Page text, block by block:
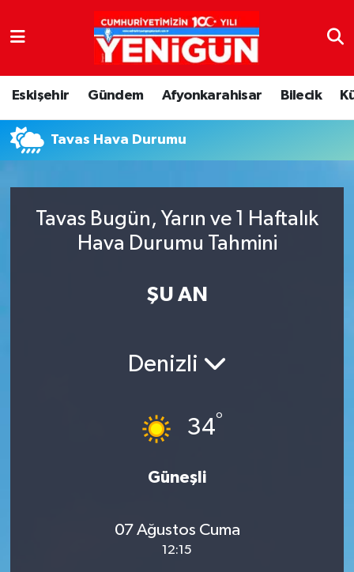
Eskişehir Gündem Afyonkarahisar Bilecik
Tavas Hava Durumu
Tavas Bugün, Yarın ve 1 Haftalık
Hava Durumu Tahmini
ŞU AN
Denizli
34°
Güneşli
07 Ağustos Cuma
12:15
Nöbetçi Eczaneler
Hava Durumu
Trafik Durumu
Tüm Manşetler